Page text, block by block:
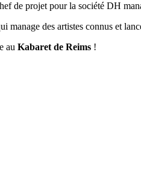
de projet pour la société DH
manage des artistes connus et
au Kabaret de Reims !